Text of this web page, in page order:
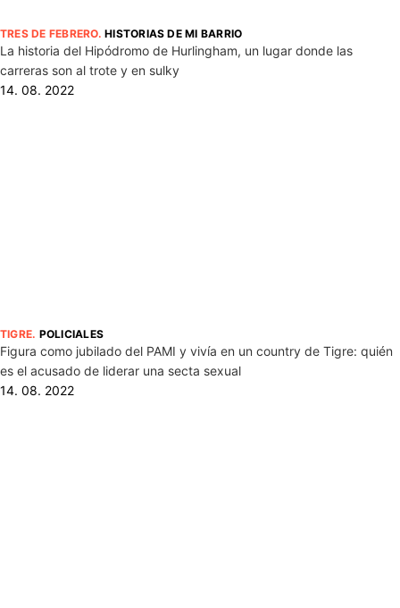
TRES DE FEBRERO.HISTORIAS DE MI BARRIO
La historia del Hipódromo de Hurlingham, un lugar donde las
carreras son al trote y en sulky
14. 08. 2022
TIGRE. POLICIALES
Figura como jubilado del PAMI y vivía en un country de Tigre: quién
es el acusado de liderar una secta sexual
14. 08. 2022